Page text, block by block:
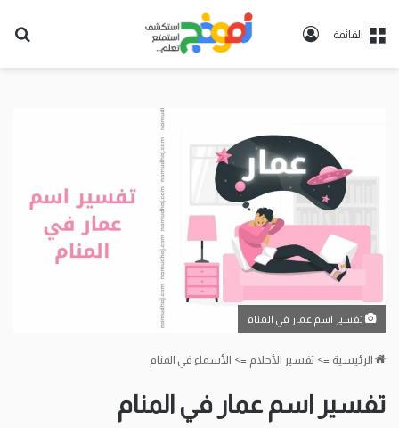
القائمة
تسجيل
تفسير اسم عمار في المنام
الرئيسية => تفسير الأحلام => الأسماء في المنام
تفسير اسم عمار في المنام